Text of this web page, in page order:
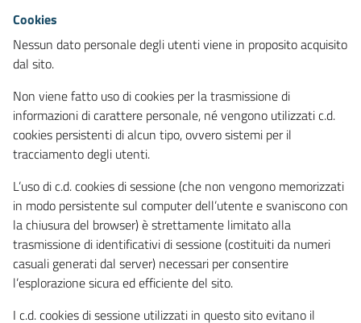
Cookies
Nessun dato personale degli utenti viene in proposito acquisito
dal sito.
Non viene fatto uso di cookies per la trasmissione di
informazioni di carattere personale, né vengono utilizzati c.d.
cookies persistenti di alcun tipo, ovvero sistemi per il
tracciamento degli utenti.
L’uso di c.d. cookies di sessione (che non vengono memorizzati
in modo persistente sul computer dell’utente e svaniscono con
la chiusura del browser) è strettamente limitato alla
trasmissione di identificativi di sessione (costituiti da numeri
casuali generati dal server) necessari per consentire
l’esplorazione sicura ed efficiente del sito.
I c.d. cookies di sessione utilizzati in questo sito evitano il